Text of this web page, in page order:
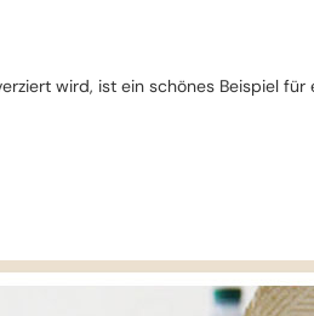
wird, ist ein schönes Beispiel